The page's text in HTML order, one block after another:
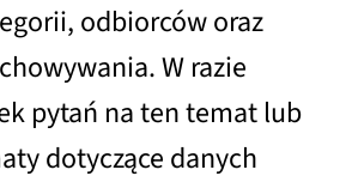
odbiorców oraz
W razie
pytań na ten temat lub
dotyczące danych